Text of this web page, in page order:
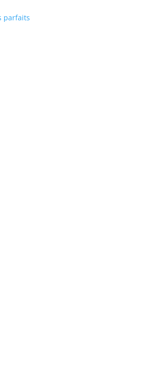
parfaits